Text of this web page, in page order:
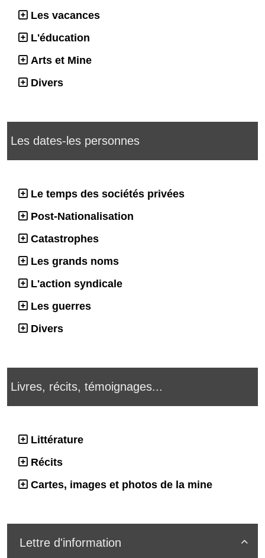
Les vacances
L'éducation
Arts et Mine
Divers
Les dates-les personnes
Le temps des sociétés privées
Post-Nationalisation
Catastrophes
Les grands noms
L'action syndicale
Les guerres
Divers
Livres, récits, témoignages...
Littérature
Récits
Cartes, images et photos de la mine

Lettre d'information